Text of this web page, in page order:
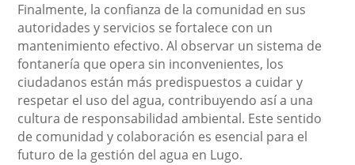
Finalmente, la confianza de la comunidad en sus
autoridades y servicios se fortalece con un
mantenimiento efectivo. Al observar un sistema de
fontanería que opera sin inconvenientes, los
ciudadanos están más predispuestos a cuidar y
respetar el uso del agua, contribuyendo así a una
cultura de responsabilidad ambiental. Este sentido
de comunidad y colaboración es esencial para el
futuro de la gestión del agua en Lugo.